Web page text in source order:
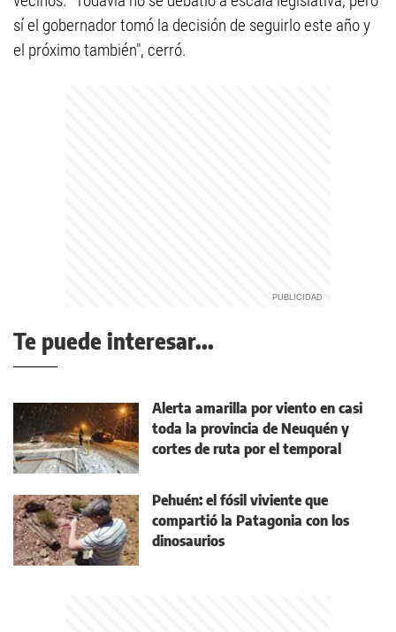
sí el gobernador tomó la decisión de seguirlo este año y
el próximo también", cerró.
Te puede interesar...
Alerta amarilla por viento en casi
toda la provincia de Neuquén y
cortes de ruta por el temporal
Pehuén: el fósil viviente que
compartió la Patagonia con los
dinosaurios